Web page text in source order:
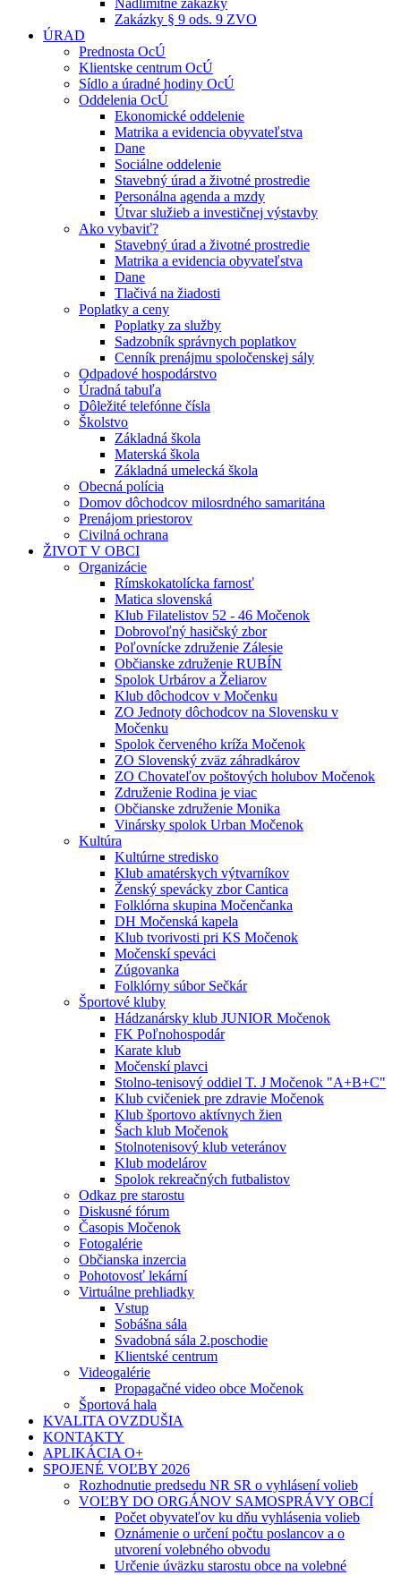
Nadlimitné zakázky
Zakázky § 9 ods. 9 ZVO
ÚRAD
Prednosta OcÚ
Klientske centrum OcÚ
Sídlo a úradné hodiny OcÚ
Oddelenia OcÚ
Ekonomické oddelenie
Matrika a evidencia obyvateľstva
Dane
Sociálne oddelenie
Stavebný úrad a životné prostredie
Personálna agenda a mzdy
Útvar služieb a investičnej výstavby
Ako vybaviť?
Stavebný úrad a životné prostredie
Matrika a evidencia obyvateľstva
Dane
Tlačivá na žiadosti
Poplatky a ceny
Poplatky za služby
Sadzobník správnych poplatkov
Cenník prenájmu spoločenskej sály
Odpadové hospodárstvo
Úradná tabuľa
Dôležité telefónne čísla
Školstvo
Základná škola
Materská škola
Základná umelecká škola
Obecná polícia
Domov dôchodcov milosrdného samaritána
Prenájom priestorov
Civilná ochrana
ŽIVOT V OBCI
Organizácie
Rímskokatolícka farnosť
Matica slovenská
Klub Filatelistov 52 - 46 Močenok
Dobrovoľný hasičský zbor
Poľovnícke združenie Zálesie
Občianske združenie RUBÍN
Spolok Urbárov a Želiarov
Klub dôchodcov v Močenku
ZO Jednoty dôchodcov na Slovensku v
Močenku
Spolok červeného kríža Močenok
ZO Slovenský zväz záhradkárov
ZO Chovateľov poštových holubov Močenok
Združenie Rodina je viac
Občianske združenie Monika
Vinársky spolok Urban Močenok
Kultúra
Kultúrne stredisko
Klub amatérskych výtvarníkov
Ženský spevácky zbor Cantica
Folklórna skupina Močenčanka
DH Močenská kapela
Klub tvorivosti pri KS Močenok
Močenskí speváci
Zúgovanka
Folklórny súbor Sečkár
Športové kluby
Hádzanársky klub JUNIOR Močenok
FK Poľnohospodár
Karate klub
Močenskí plavci
Stolno-tenisový oddiel T. J Močenok "A+B+C"
Klub cvičeniek pre zdravie Močenok
Klub športovo aktívnych žien
Šach klub Močenok
Stolnotenisový klub veteránov
Klub modelárov
Spolok rekreačných futbalistov
Odkaz pre starostu
Diskusné fórum
Časopis Močenok
Fotogalérie
Občianska inzercia
Pohotovosť lekární
Virtuálne prehliadky
Vstup
Sobášna sála
Svadobná sála 2.poschodie
Klientské centrum
Videogalérie
Propagačné video obce Močenok
Športová hala
KVALITA OVZDUŠIA
KONTAKTY
APLIKÁCIA O+
SPOJENÉ VOĽBY 2026
Rozhodnutie predsedu NR SR o vyhlásení volieb
VOĽBY DO ORGÁNOV SAMOSPRÁVY OBCÍ
Počet obyvateľov ku dňu vyhlásenia volieb
Oznámenie o určení počtu poslancov a o
utvorení volebného obvodu
Určenie úväzku starostu obce na volebné